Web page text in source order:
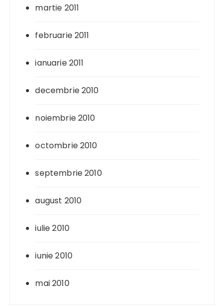
martie 2011
februarie 2011
ianuarie 2011
decembrie 2010
noiembrie 2010
octombrie 2010
septembrie 2010
august 2010
iulie 2010
iunie 2010
mai 2010